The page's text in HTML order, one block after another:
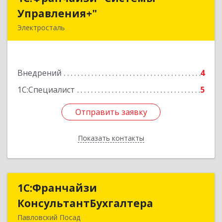
Управления+"
Электросталь
Внедрений
4
1С:Специалист
5
Отправить заявку
Показать контакты
Подробнее
Отправить заявку
Назад
1С:Франчайзи
КонсультантБухгалтера
Павловский Посад
КонсультантБухгалтера